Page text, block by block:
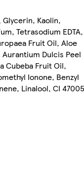
Glycerin, Kaolin,
Tetrasodium EDTA,
Fruit Oil, Aloe
Dulcis Peel
Cubeba Fruit Oil,
Ionone, Benzyl
Linalool, CI